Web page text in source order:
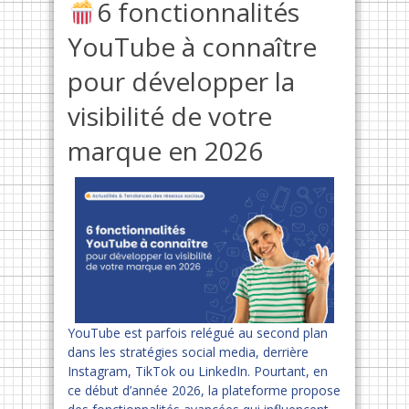
6 fonctionnalités
YouTube à connaître
pour développer la
visibilité de votre
marque en 2026
YouTube est parfois relégué au second plan
dans les stratégies social media, derrière
Instagram, TikTok ou LinkedIn. Pourtant, en
ce début d’année 2026, la plateforme propose